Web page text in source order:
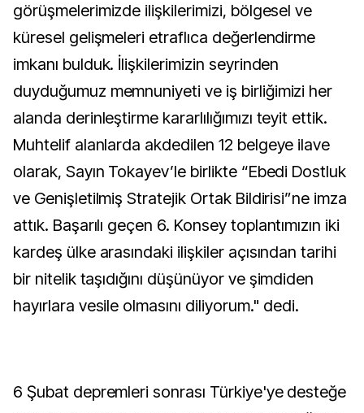
görüşmelerimizde ilişkilerimizi, bölgesel ve
küresel gelişmeleri etraflıca değerlendirme
imkanı bulduk. İlişkilerimizin seyrinden
duyduğumuz memnuniyeti ve iş birliğimizi her
alanda derinleştirme kararlılığımızı teyit ettik.
Muhtelif alanlarda akdedilen 12 belgeye ilave
olarak, Sayın Tokayev’le birlikte “Ebedi Dostluk
ve Genişletilmiş Stratejik Ortak Bildirisi”ne imza
attık. Başarılı geçen 6. Konsey toplantımızın iki
kardeş ülke arasındaki ilişkiler açısından tarihi
bir nitelik taşıdığını düşünüyor ve şimdiden
hayırlara vesile olmasını diliyorum." dedi.
6 Şubat depremleri sonrası Türkiye'ye desteğe